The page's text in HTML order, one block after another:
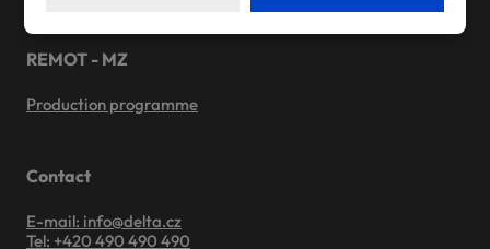
REMOT - MZ
Production programme
Contact
E-mail: info@delta.cz
Tel: +420 490 490 490